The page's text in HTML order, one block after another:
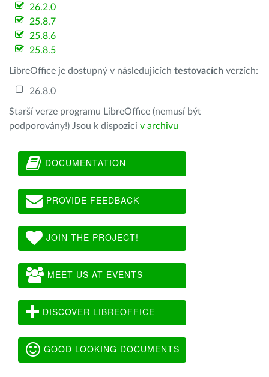
26.2.0
25.8.7
25.8.6
25.8.5
LibreOffice je dostupný v následujících testovacích verzích:
26.8.0
Starší verze programu LibreOffice (nemusí být
podporovány!) Jsou k dispozici v archivu
DOCUMENTATION
PROVIDE FEEDBACK
JOIN THE PROJECT!
MEET US AT EVENTS
DISCOVER LIBREOFFICE
GOOD LOOKING DOCUMENTS